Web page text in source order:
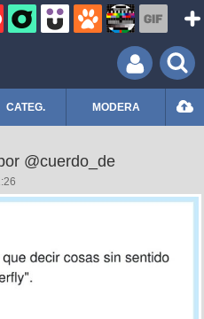
CATEG. MODERA
@cuerdo_de